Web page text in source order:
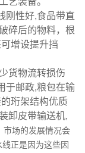
刚性好,食品带直
碎后的物料，根
增设提升挡
货物流转损伤
于邮政,粮包在输
珩架结构优质
卸皮带输送机,
市场的发展情况会
正是因为这些因